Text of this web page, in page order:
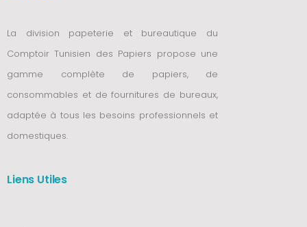
La division papeterie et bureautique du
Comptoir Tunisien des Papiers propose une
gamme complète de papiers, de
consommables et de fournitures de bureaux,
adaptée à tous les besoins professionnels et
domestiques.
Liens Utiles